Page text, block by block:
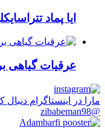
ایا پماد
عرقیات گیاهی
مارا در اینستاگرام دنبال
@zibabeman98